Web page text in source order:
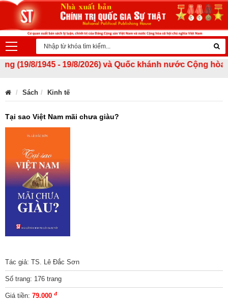
8/1945 - 19/8/2026) và Quốc khánh nước Cộng hòa xã
Sách Kinh tế
Tại sao Việt Nam mãi chưa giàu?
Tác giả: TS. Lê Đắc Sơn
Số trang: 176 trang
Giá tiền: 79.000 đ